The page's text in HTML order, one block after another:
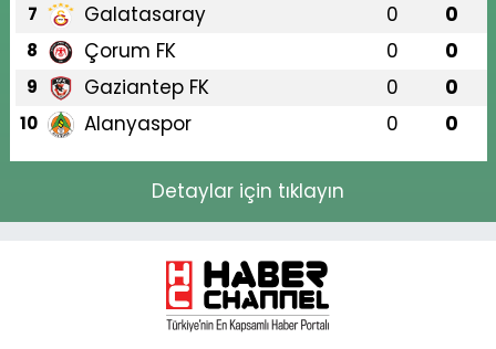
7 Galatasaray 0 0
8 Çorum FK 0 0
9 Gaziantep FK 0 0
10 Alanyaspor 0 0
Detaylar için tıklayın